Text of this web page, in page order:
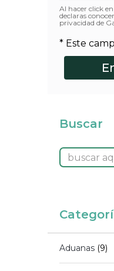
Al hacer click
declaras
privacidad de
* Este
Buscar
Aduanas(9)